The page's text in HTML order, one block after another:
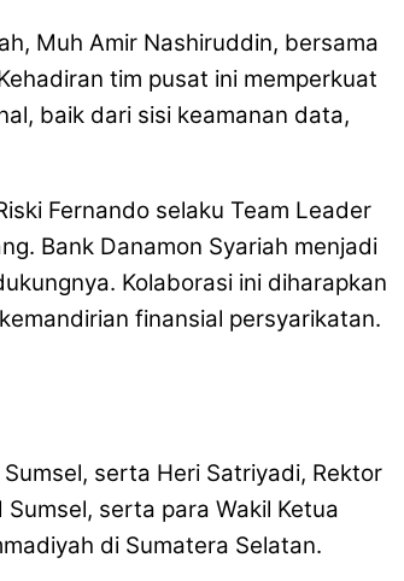
Muh Amir Nashiruddin, bersama
tim pusat ini memperkuat
baik dari sisi keamanan data,
Fernando selaku Team Leader
Bank Danamon Syariah menjadi
Kolaborasi ini diharapkan
finansial persyarikatan.
serta Heri Satriyadi, Rektor
serta para Wakil Ketua
di Sumatera Selatan.